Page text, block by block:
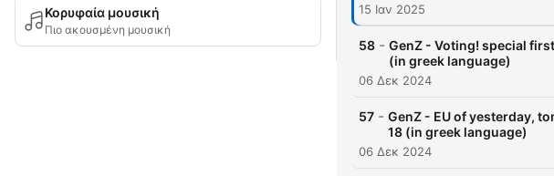
Κορυφαία μουσική
Πιο ακουσμένη μουσική
15 Ιαν 2025
58 - GenZ - Voting! special
(in greek language)
06 Δεκ 2024
57 - GenZ - EU of yesterday,
18 (in greek language)
06 Δεκ 2024